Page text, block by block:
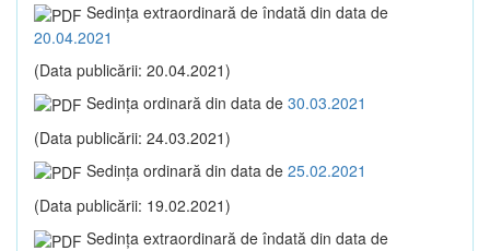
Sedinţa extraordinară de îndată din data de
20.04.2021
(Data publicării: 20.04.2021)
Sedinţa ordinară din data de 30.03.2021
(Data publicării: 24.03.2021)
Sedinţa ordinară din data de 25.02.2021
(Data publicării: 19.02.2021)
Sedinţa extraordinară de îndată din data de